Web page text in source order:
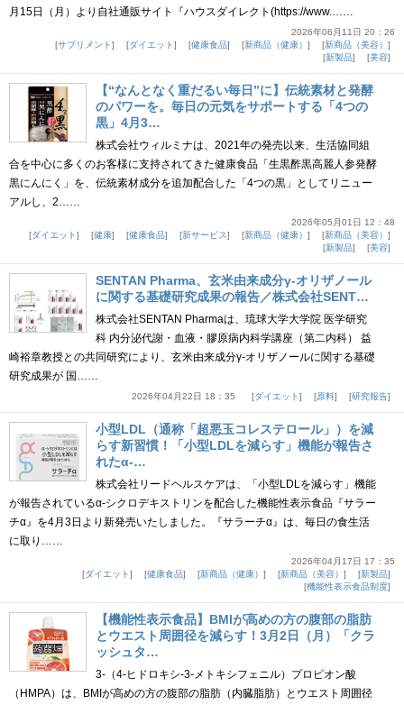
月15日（月）より自社通販サイト『ハウスダイレクト(https://www.……
2026年06月11日 20：26
サプリメント
ダイエット 健康食品 新商品（健康）
新商品（美容）
新製品
美容
【“なんとなく重だるい毎日”に】伝統素材と発酵
のパワーを。毎日の元気をサポートする「4つの
黒」4月3…
株式会社ウィルミナは、2021年の発売以来、生活協同組
合を中心に多くのお客様に支持されてきた健康食品「生黒酢黒高麗人参発酵
黒にんにく」を、伝統素材成分を追加配合した「4つの黒」としてリニュー
アルし、2……
2026年05月01日 12：48
ダイエット
健康 健康食品 新サービス 新商品（健康）
新商品（美容）
新製品
美容
SENTAN Pharma、玄米由来成分γ-オリザノール
に関する基礎研究成果の報告／株式会社SENT…
株式会社SENTAN Pharmaは、琉球大学大学院 医学研究
科 内分泌代謝・血液・膠原病内科学講座（第二内科） 益
崎裕章教授との共同研究により、玄米由来成分γ-オリザノールに関する基礎
研究成果が 国……
2026年04月22日 18：35 ダイエット 原料 研究報告
小型LDL（通称「超悪玉コレステロール」）を減
らす新習慣！「小型LDLを減らす」機能が報告さ
れたα-…
株式会社リードヘルスケアは、「小型LDLを減らす」機能
が報告されているα-シクロデキストリンを配合した機能性表示食品『サラー
チα』を4月3日より新発売いたしました。『サラーチα』は、毎日の食生活
に取り……
2026年04月17日 17：35
ダイエット
健康食品 新商品（健康） 新商品（美容）
新製品
機能性表示食品制度
【機能性表示食品】BMIが高めの方の腹部の脂肪
とウエスト周囲径を減らす！3月2日（月）「クラ
ッシュタ…
3-（4-ヒドロキシ-3-メトキシフェニル）プロピオン酸
（HMPA）は、BMIが高めの方の腹部の脂肪（内臓脂肪）とウエスト周囲径